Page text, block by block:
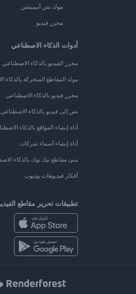
مولد نص أنيميشن
محرر فيديو
أدوات الذكاء الاصطناعي
محرر الفيديو بالذكاء الاصطناعي
مولد المقاطع المتحركة بالذكاء
محرر فيديو بالذكاء الاصطناعي
نص إلى فيديو بالذكاء الاصطناعي
أداة إنشاء المواقع بالذكاء
أداة إنشاء أسماء شركات
منئ مقاطع تيك توك بالذكاء
أفكار فيديوهات يوتيوب
تطبيقات تحرير مقاطع